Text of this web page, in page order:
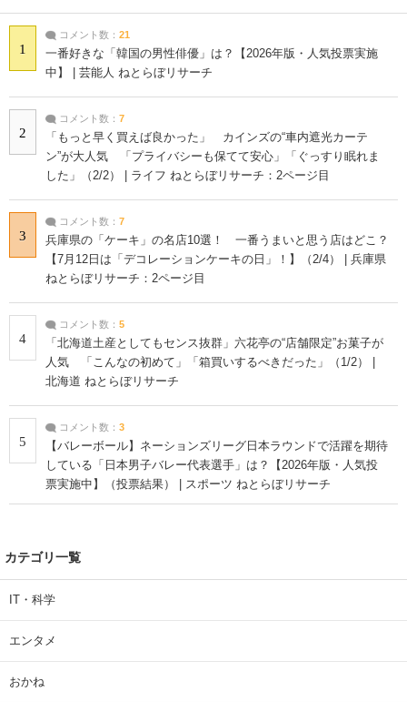
1
コメント数： 21
一番好きな「韓国の男性俳優」は？【2026年版・人気投票実施
中】 | 芸能人 ねとらぼリサーチ
2
コメント数： 7
「もっと早く買えば良かった」 カインズの“車内遮光カーテ
ン”が大人気 「プライバシーも保てて安心」「ぐっすり眠れま
した」（2/2） | ライフ ねとらぼリサーチ：2ページ目
3
コメント数： 7
兵庫県の「ケーキ」の名店10選！ 一番うまいと思う店はどこ？
【7月12日は「デコレーションケーキの日」！】（2/4） | 兵庫県
ねとらぼリサーチ：2ページ目
4
コメント数： 5
「北海道土産としてもセンス抜群」六花亭の“店舗限定”お菓子が
人気 「こんなの初めて」「箱買いするべきだった」（1/2） |
北海道 ねとらぼリサーチ
5
コメント数： 3
【バレーボール】ネーションズリーグ日本ラウンドで活躍を期待
している「日本男子バレー代表選手」は？【2026年版・人気投
票実施中】（投票結果） | スポーツ ねとらぼリサーチ
カテゴリ一覧
IT・科学
エンタメ
おかね